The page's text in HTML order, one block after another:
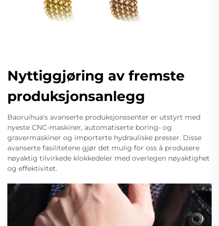
Nyttiggjøring av fremste
produksjonsanlegg
Baoruihua's avanserte produksjonssenter er utstyrt med
nyeste CNC-maskiner, automatiserte boring- og
gravermaskiner og importerte hydrauliske presser. Disse
avanserte fasilitetene gjør det mulig for oss å produsere
nøyaktig tilvirkede klokkedeler med overlegen nøyaktighet
og effektivitet.